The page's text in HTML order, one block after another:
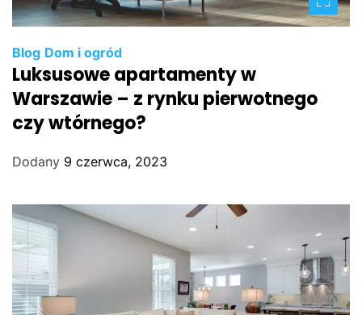
Blog Dom i ogród
Luksusowe apartamenty w
Warszawie – z rynku pierwotnego
czy wtórnego?
Dodany 9 czerwca, 2023